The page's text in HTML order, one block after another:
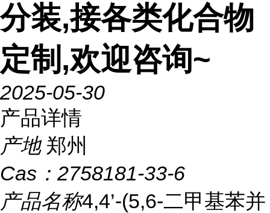
分装,接各类化合物
定制,欢迎咨询~
2025-05-30
产品详情
产地 郑州
Cas： 2758181-33-6
产品名称4,4’-(5,6-二甲基苯并